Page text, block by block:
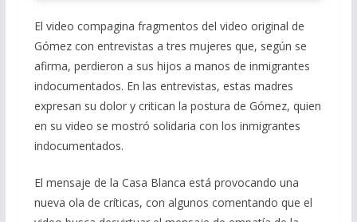
El video compagina fragmentos del video original de
Gómez con entrevistas a tres mujeres que, según se
afirma, perdieron a sus hijos a manos de inmigrantes
indocumentados. En las entrevistas, estas madres
expresan su dolor y critican la postura de Gómez, quien
en su video se mostró solidaria con los inmigrantes
indocumentados.
El mensaje de la Casa Blanca está provocando una
nueva ola de críticas, con algunos comentando que el